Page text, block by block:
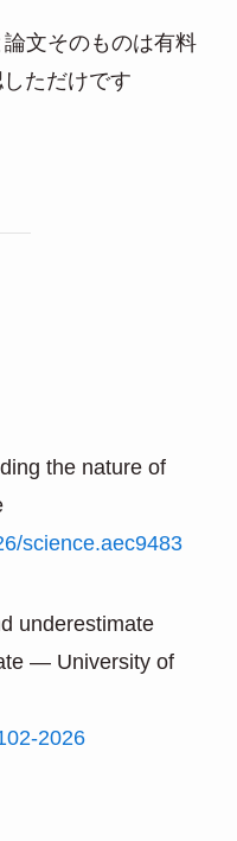
文そのものは有料
ただけです
the nature of
science.aec9483
underestimate
— University of
2026